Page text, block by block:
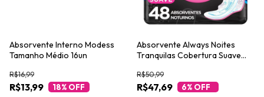
Absorvente Interno Modess
Tamanho Médio 16un
R$13,99
R$16,99
18% OFF
Absorvente Always Noites
Tranquilas Cobertura Suave
R$47,69
R$50,99
6% OFF